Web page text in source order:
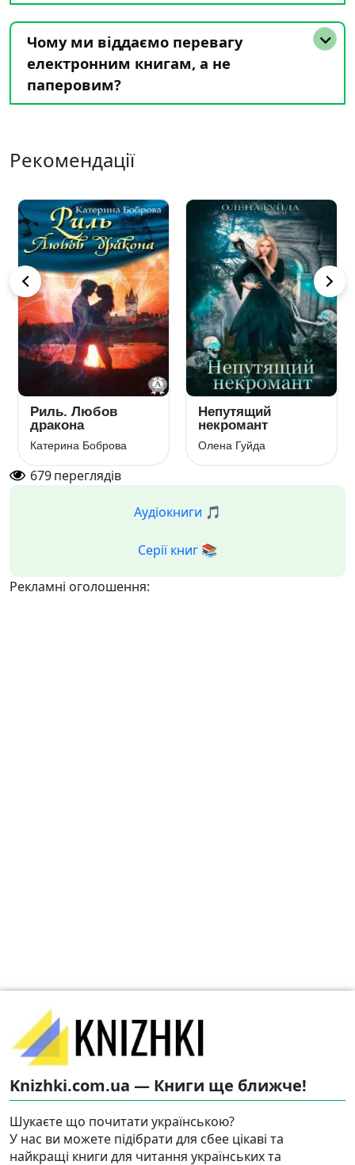
Чому ми віддаємо перевагу
електронним книгам, а не
паперовим?
Рекомендації
Риль. Любов
дракона
Катерина Боброва
Непутящий
некромант
Олена Гуйда
679переглядів
Аудіокниги 🎵
Серії книг 📚
Рекламні оголошення:
Knizhki.com.ua — Книги ще ближче!
Шукаєте що почитати українською?
У нас ви можете підібрати для сбее цікаві та
найкращі книги для читання українських та